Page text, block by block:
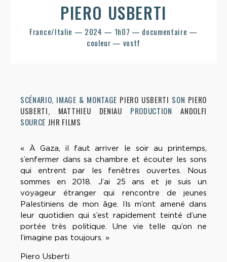
PIERO USBERTI
France/Italie — 2024 — 1h07 — documentaire —
couleur — vostf
SCÉNARIO, IMAGE & MONTAGE PIERO USBERTI SON PIERO
USBERTI, MATTHIEU DENIAU PRODUCTION ANDOLFI
SOURCE JHR FILMS
« À Gaza, il faut arriver le soir au printemps,
s’enfermer dans sa chambre et écouter les sons
qui entrent par les fenêtres ouvertes. Nous
sommes en 2018. J’ai 25 ans et je suis un
voyageur étranger qui rencontre de jeunes
Palestiniens de mon âge. Ils m’ont amené dans
leur quotidien qui s’est rapidement teinté d’une
portée très politique. Une vie telle qu’on ne
l’imagine pas toujours. »
Piero Usberti